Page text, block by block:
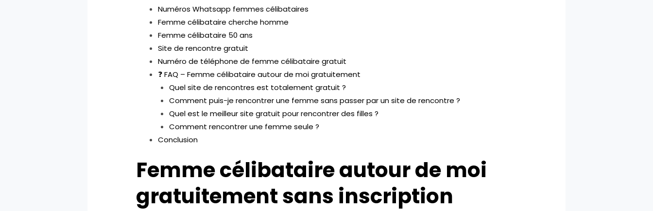
Numéros Whatsapp femmes célibataires
Femme célibataire cherche homme
Femme célibataire 50 ans
Site de rencontre gratuit
Numéro de téléphone de femme célibataire gratuit
❓ FAQ – Femme célibataire autour de moi gratuitement
Quel site de rencontres est totalement gratuit ?
Comment puis-je rencontrer une femme sans passer par un site de rencontre ?
Quel est le meilleur site gratuit pour rencontrer des filles ?
Comment rencontrer une femme seule ?
Conclusion
Femme célibataire autour de moi
gratuitement sans inscription